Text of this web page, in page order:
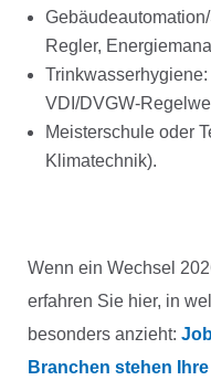
Regler,
VDI/DVGW-
Meisterschule oder
Klimatechnik).
Wenn ein Wechsel
erfahren Sie hier, in
besonders anzieht:
Branchen stehen